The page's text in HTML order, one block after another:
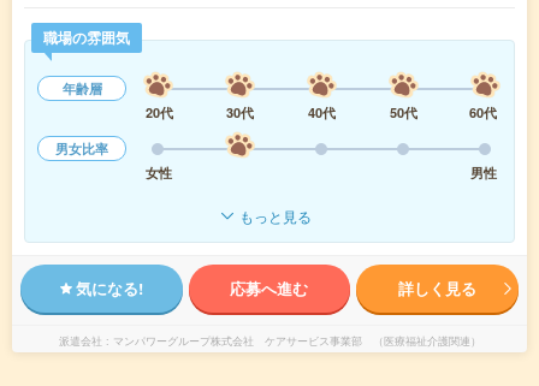
職場の雰囲気
年齢層
20代
30代 40代 50代
60代
男女比率
女性
男性
もっと見る
気になる! 応募へ進む 詳しく見る
派遣会社 マンパワーグループ株式会社 ケアサービス事業部 （医療福祉介護関連）